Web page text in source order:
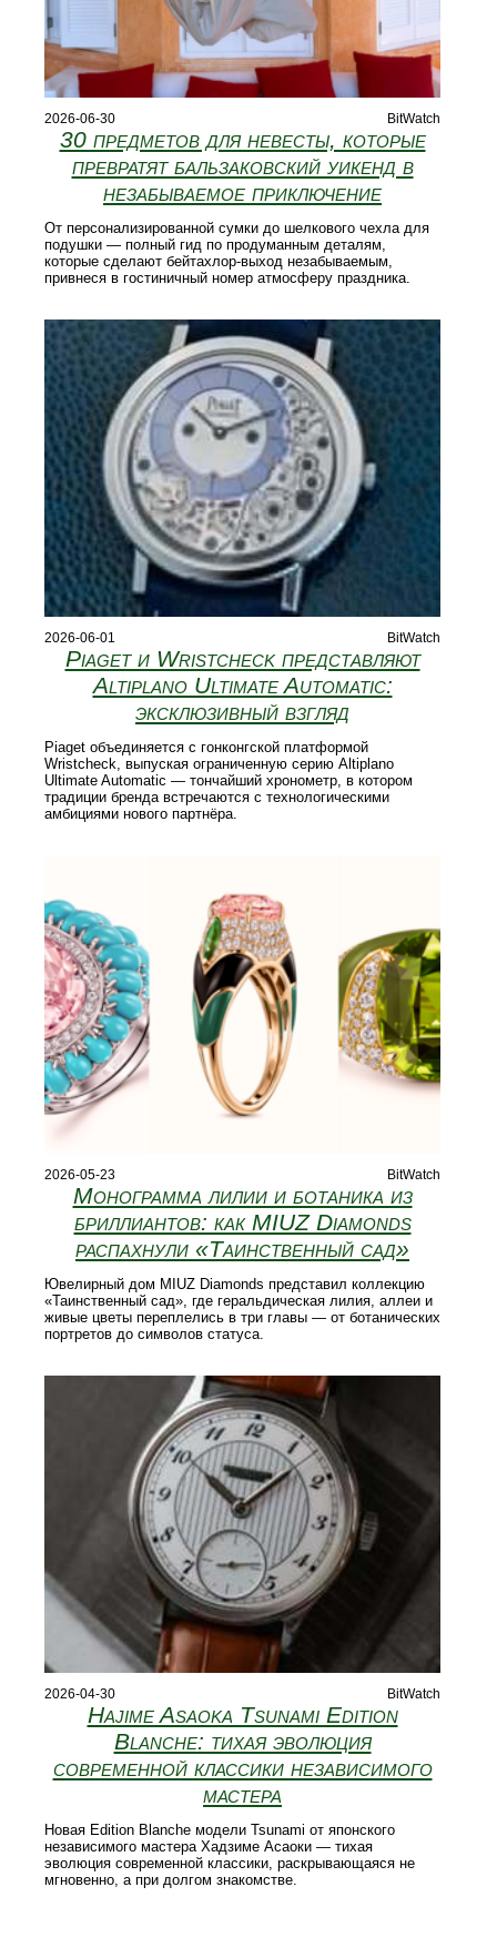
2026-06-30 BitWatch
30 предметов для невесты, которые
превратят бальзаковский уикенд в
незабываемое приключение
От персонализированной сумки до шелкового чехла для
подушки — полный гид по продуманным деталям,
которые сделают бейтахлор-выход незабываемым,
привнеся в гостиничный номер атмосферу праздника.
2026-06-01 BitWatch
Piaget и Wristcheck представляют
Altiplano Ultimate Automatic:
эксклюзивный взгляд
Piaget объединяется с гонконгской платформой
Wristcheck, выпуская ограниченную серию Altiplano
Ultimate Automatic — тончайший хронометр, в котором
традиции бренда встречаются с технологическими
амбициями нового партнёра.
2026-05-23 BitWatch
Монограмма лилии и ботаника из
бриллиантов: как MIUZ Diamonds
распахнули «Таинственный сад»
Ювелирный дом MIUZ Diamonds представил коллекцию
«Таинственный сад», где геральдическая лилия, аллеи и
живые цветы переплелись в три главы — от ботанических
портретов до символов статуса.
2026-04-30 BitWatch
Hajime Asaoka Tsunami Edition
Blanche: тихая эволюция
современной классики независимого
мастера
Новая Edition Blanche модели Tsunami от японского
независимого мастера Хадзиме Асаоки — тихая
эволюция современной классики, раскрывающаяся не
мгновенно, а при долгом знакомстве.